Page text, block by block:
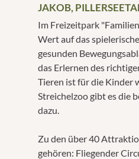
JAKOB,
Im Freizeitpark
Wert auf das
gesunden
das Erlernen des
Tieren ist für die Kinder
Streichelzoo gibt es die
dazu.
Zu den über 40
gehören: Fliegender